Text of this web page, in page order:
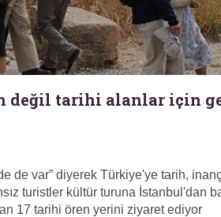
değil tarihi alanlar için
de var” diyerek Türkiye'ye tarih,
turistler kültür turuna İstanbul'dan
17 tarihi ören yerini ziyaret ediyor